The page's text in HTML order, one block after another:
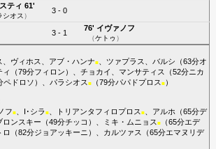
ティ 61'
シオス ）
3 - 0
3 - 1
76' イヴァノフ
（ケトゥ ）
ヴィホス アブ・ハンナ■、 ツァプラス バルシ （63分オ
ィ （79分フィロン ）、 チョカイ マンサティス （52分ニカ
ペドロソ ）、 パラシオス ■（79分パパドプロス ■）
フ■、 I･シラ ■、 トリアンタフィロプロス ■、 アルホ （65分デ
ロンスキー （49分チッコ ）、 ミキ・ムニョス ■（65分エデ
ロ （82分ジョアッキーニ ）、 カルツァス （65分エマヌリデ